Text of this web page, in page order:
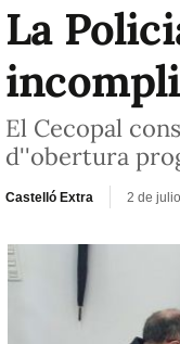
La
El Cecopal
d''obertura
Castelló Extra 2 de